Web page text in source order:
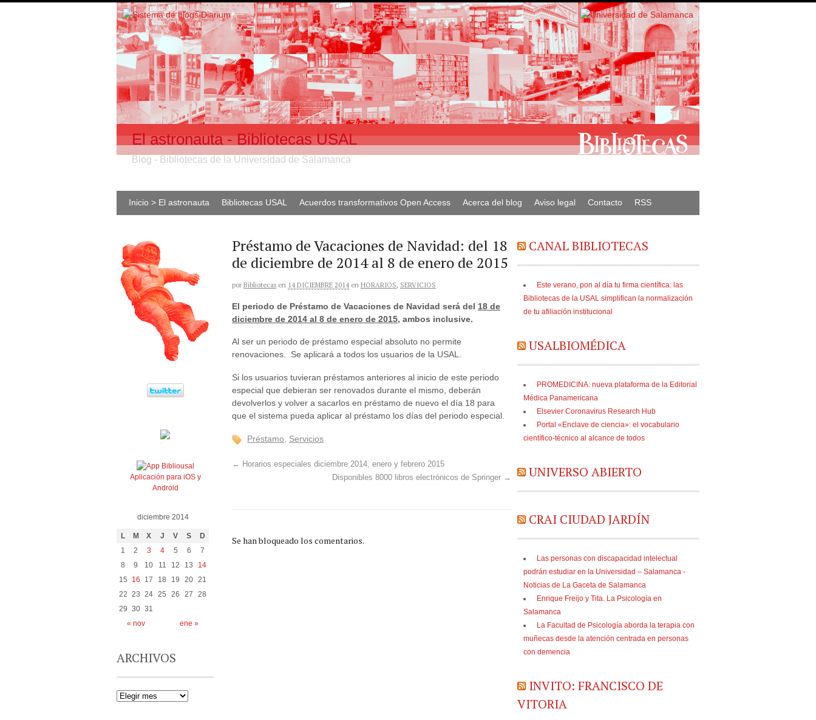
El astronauta - Bibliotecas USAL
Blog - Bibliotecas de la Universidad de Salamanca
Inicio > El astronauta Bibliotecas USAL Acuerdos transformativos Open Access Acerca del blog Aviso legal Contacto RSS
Préstamo de Vacaciones de Navidad: del 18
de diciembre de 2014 al 8 de enero de 2015
por Bibliotecas en 14 DICIEMBRE 2014 en HORARIOS, SERVICIOS
El periodo de Préstamo de Vacaciones de Navidad será del 18 de
diciembre de 2014 al 8 de enero de 2015, ambos inclusive.
Al ser un periodo de préstamo especial absoluto no permite
renovaciones. Se aplicará a todos los usuarios de la USAL.
Si los usuarios tuvieran préstamos anteriores al inicio de este periodo
especial que debieran ser renovados durante el mismo, deberán
devolverlos y volver a sacarlos en préstamo de nuevo el día 18 para
que el sistema pueda aplicar al préstamo los días del periodo especial.
Préstamo Servicios
← Horarios especiales diciembre 2014, enero y febrero 2015
Disponibles 8000 libros electrónicos de Springer →
Se han bloqueado los comentarios.
CANAL BIBLIOTECAS
Este verano, pon al día tu firma científica: las
Bibliotecas de la USAL simplifican la normalización
de tu afiliación institucional
USALBIOMÉDICA
PROMEDICINA: nueva plataforma de la Editorial
Médica Panamericana
Elsevier Coronavirus Research Hub
Portal «Enclave de ciencia»: el vocabulario
científico-técnico al alcance de todos
UNIVERSO ABIERTO
CRAI CIUDAD JARDÍN
Las personas con discapacidad intelectual
podrán estudiar en la Universidad – Salamanca -
Noticias de La Gaceta de Salamanca
Enrique Freijo y Tita. La Psicología en
Salamanca
La Facultad de Psicología aborda la terapia con
muñecas desde la atención centrada en personas
con demencia
INVITO: FRANCISCO DE
VITORIA
Aplicación para iOS y
Android
diciembre 2014
L M X J V S D
« nov ene »
1 2 3 4 5 6
7
8
9 10 11 12 13
14
15
16 17 18 19 20 21
22 23 24 25 26 27
28
29 30 31
ARCHIVOS